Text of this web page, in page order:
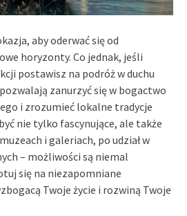
aby oderwać się od
horyzonty. Co jednak, jeśli
postawisz na podróż w duchu
zanurzyć się w bogactwo
i zrozumieć lokalne tradycje
nie tylko fascynujące, ale także
i galeriach, po udział w
– możliwości są niemal
się na niezapomniane
Twoje życie i rozwiną Twoje